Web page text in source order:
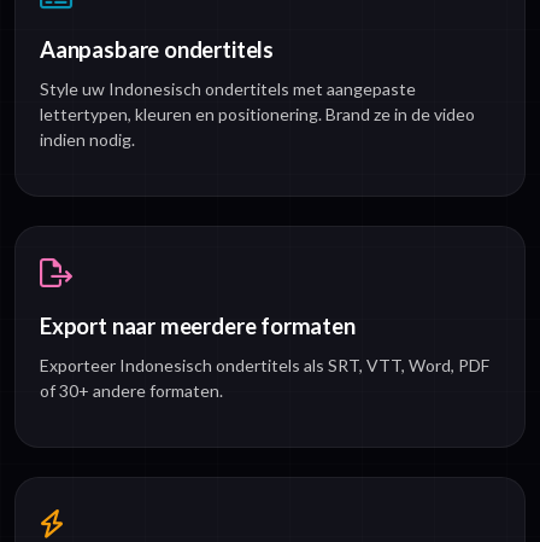
Aanpasbare ondertitels
Style uw Indonesisch ondertitels met aangepaste
lettertypen, kleuren en positionering. Brand ze in de video
indien nodig.
Export naar meerdere formaten
Exporteer Indonesisch ondertitels als SRT, VTT, Word, PDF
of 30+ andere formaten.